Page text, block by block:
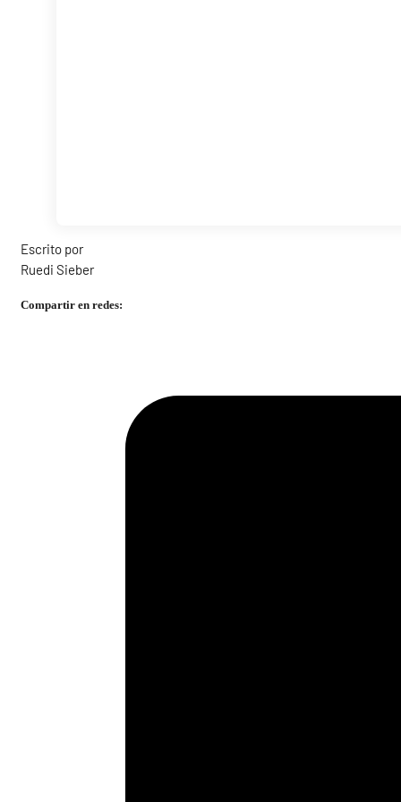
Escrito por
Ruedi Sieber
Compartir en redes: